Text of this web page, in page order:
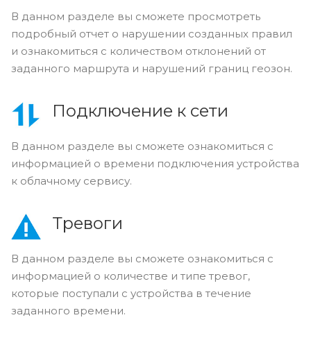
В данном разделе вы сможете просмотреть
подробный отчет о нарушении созданных правил
и ознакомиться с количеством отклонений от
заданного маршрута и нарушений границ геозон.
Подключение к сети
В данном разделе вы сможете ознакомиться с
информацией о времени подключения устройства
к облачному сервису.
Тревоги
В данном разделе вы сможете ознакомиться с
информацией о количестве и типе тревог,
которые поступали с устройства в течение
заданного времени.